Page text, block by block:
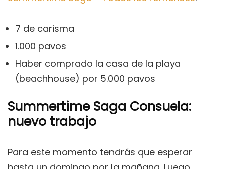
7 de carisma
1.000 pavos
Haber comprado la casa de la playa
(beachhouse) por 5.000 pavos
Summertime Saga Consuela:
nuevo trabajo
Para este momento tendrás que esperar